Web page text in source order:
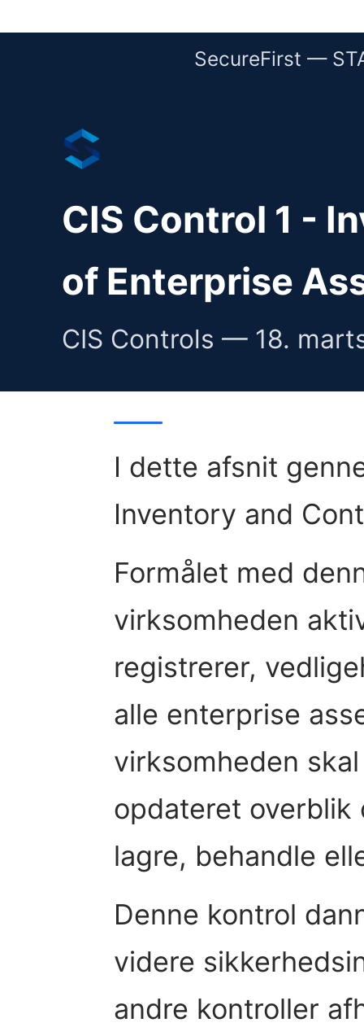
SecureFirst —
CIS Control 1 -
of Enterprise
CIS Controls — 18.
I dette afsnit
Inventory and
Formålet med
virksomheden
registrerer,
alle enterprise
virksomheden
opdateret overblik
lagre, behandle
Denne kontrol
videre
andre kontroller